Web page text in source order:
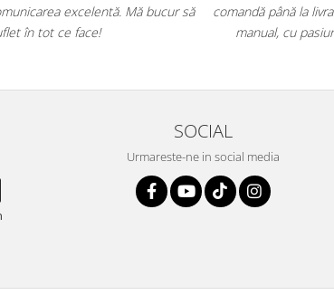
excelentă. Mă bucur să
în tot ce face!
comandă până la
manual, cu
SOCIAL
Urmareste-ne in social media